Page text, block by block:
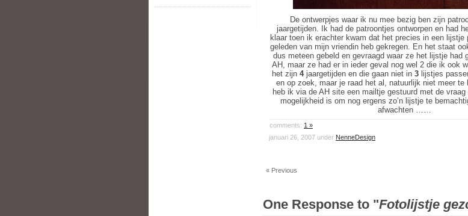
De ontwerpjes waar ik nu mee bezig ben zijn
jaargetijden. Ik had de patroontjes ontworpen en had
klaar toen ik erachter kwam dat het precies in een
geleden van mijn vriendin heb gekregen. En het staat
dus meteen gebeld en gevraagd waar ze het lijstje had
AH, maar ze had er in ieder geval nog wel 2 die ik ook
het zijn 4 jaargetijden en die gaan niet in 3 lijstjes
en op zoek, maar je raad het al, natuurlijk niet meer te
heb ik via de AH site een mailtje gestuurd met de
mogelijkheid is om nog ergens zo’n lijstje te
afwachten ……
comments: 1 »
januari 26, 2007 under NenneDesign
« Previous
One Response to "Fotolijstje